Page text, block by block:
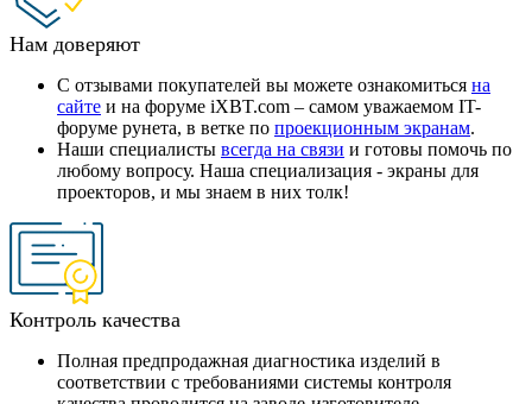
Нам доверяют
С отзывами покупателей вы можете ознакомиться на
сайте и на форуме iXBT.com – самом уважаемом IT-
форуме рунета, в ветке по проекционным экранам.
Наши специалисты всегда на связи и готовы помочь по
любому вопросу. Наша специализация - экраны для
проекторов, и мы знаем в них толк!
Контроль качества
Полная предпродажная диагностика изделий в
соответствии с требованиями системы контроля